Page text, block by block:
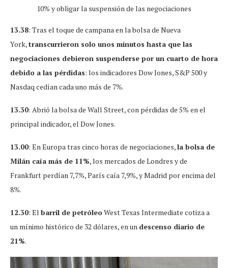
10% y obligar la suspensión de las negociaciones
13.38: Tras el toque de campana en la bolsa de Nueva
York,transcurrieron solo unos minutos hasta que las
negociaciones debieron suspenderse por un cuarto de hora
debido a las pérdidas: los indicadores Dow Jones, S&P 500 y
Nasdaq cedían cada uno más de 7%.
13.30: Abrió la bolsa de Wall Street, con pérdidas de 5% en el
principal indicador, el Dow Jones.
13.00: En Europa tras cinco horas de negociaciones,la bolsa de
Milán caía más de 11%, los mercados de Londres y de
Frankfurt perdían 7,7%, París caía 7,9%, y Madrid por encima del
8%.
12.30: El barril de petróleoWest Texas Intermediate cotiza a
un mínimo histórico de 32 dólares, en un descenso diario de
21%.